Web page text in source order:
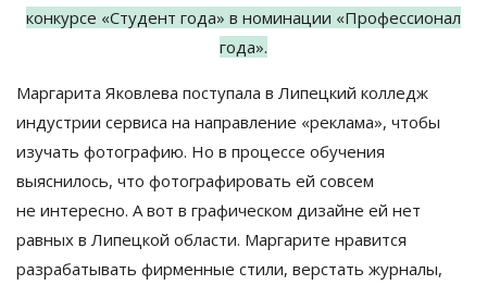
конкурсе «Студент года» в номинации «Профессионал
года».
Маргарита Яковлева поступала в Липецкий колледж
индустрии сервиса на направление «реклама», чтобы
изучать фотографию. Но в процессе обучения
выяснилось, что фотографировать ей совсем
не интересно. А вот в графическом дизайне ей нет
равных в Липецкой области. Маргарите нравится
разрабатывать фирменные стили, верстать журналы,